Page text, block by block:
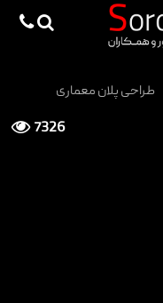
viewportchecker
طراحی پلان معماری
7326